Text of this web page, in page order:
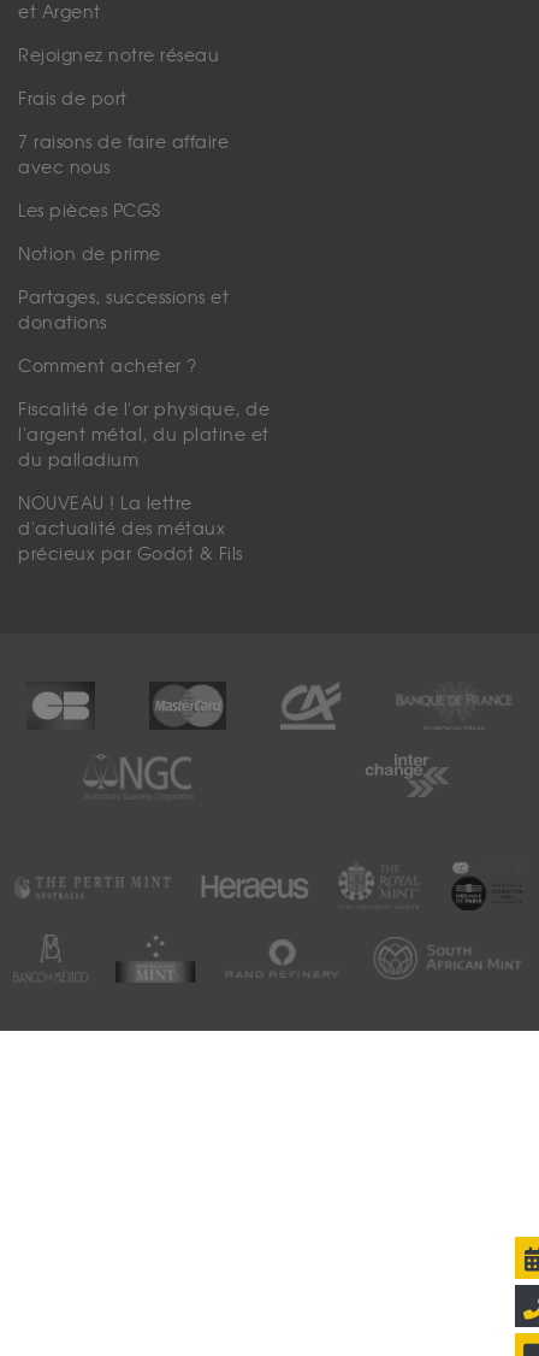
et Argent
Rejoignez notre réseau
Frais de port
7 raisons de faire affaire
avec nous
Les pièces PCGS
Notion de prime
Partages, successions et
donations
Comment acheter ?
Fiscalité de l'or physique, de
l'argent métal, du platine et
du palladium
NOUVEAU ! La lettre
d'actualité des métaux
précieux par Godot & Fils